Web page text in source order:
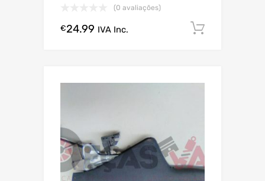
(0 avaliações)
€24.99 IVA Inc.